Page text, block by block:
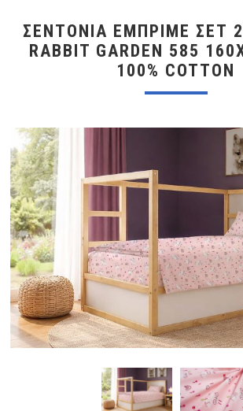
ΣΕΝΤΌΝΙΑ ΕΜΠΡΙΜΈ ΣΕΤ
RABBIT GARDEN 585
100% COTTON